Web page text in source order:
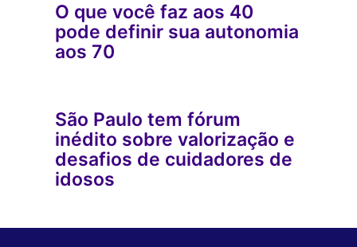
O que você faz aos 40
pode definir sua autonomia
aos 70
São Paulo tem fórum
inédito sobre valorização e
desafios de cuidadores de
idosos